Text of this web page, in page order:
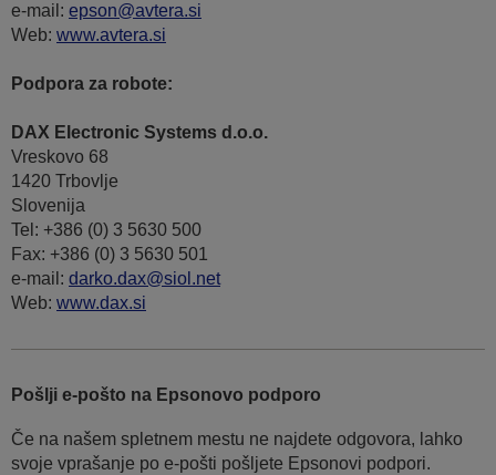
e-mail: epson@avtera.si
Web: www.avtera.si
Podpora za robote:
DAX Electronic Systems d.o.o.
Vreskovo 68
1420 Trbovlje
Slovenija
Tel: +386 (0) 3 5630 500
Fax: +386 (0) 3 5630 501
e-mail: darko.dax@siol.net
Web: www.dax.si
Pošlji e-pošto na Epsonovo podporo
Če na našem spletnem mestu ne najdete odgovora, lahko
svoje vprašanje po e-pošti pošljete Epsonovi podpori.